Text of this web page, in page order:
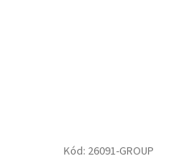
Kód: 26091-GROUP